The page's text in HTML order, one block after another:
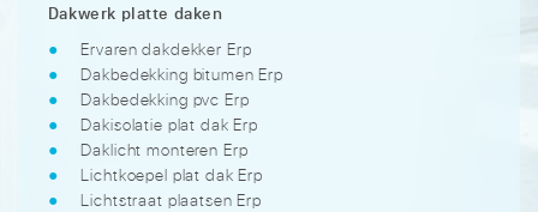
Dakwerk platte daken
Ervaren dakdekker Erp
Dakbedekking bitumen Erp
Dakbedekking pvc Erp
Dakisolatie plat dak Erp
Daklicht monteren Erp
Lichtkoepel plat dak Erp
Lichtstraat plaatsen Erp